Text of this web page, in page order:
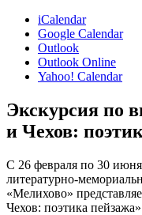
iCalendar
Google Calendar
Outlook
Outlook Online
Yahoo! Calendar
Экскурсия по
и Чехов:
С 26 февраля по 30
литературно-
«Мелихово»
Чехов: поэтика пейзажа»